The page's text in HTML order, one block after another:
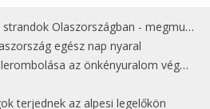
Olaszországban - megmutatjuk a 15 legjobbat
egész nap nyaral
az önkényuralom végét jelentette
terjednek az alpesi legelőkön